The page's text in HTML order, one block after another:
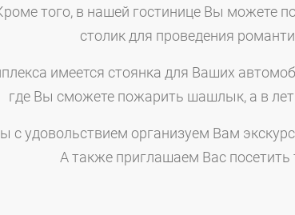
того, в нашей гостинице Вы можете
столик для проведения
имеется стоянка для Ваших
где Вы сможете пожарить шашлык, а в
с удовольствием организуем Вам
А также приглашаем Вас